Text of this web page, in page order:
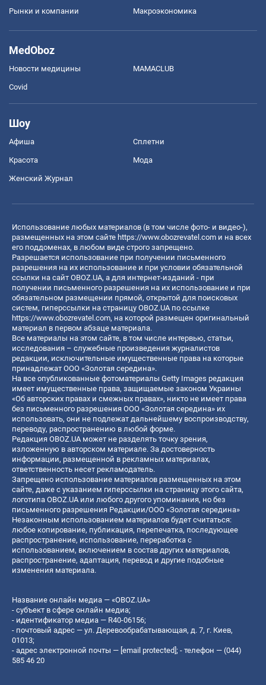
Рынки и компании Mакроэкономика
MedOboz
Новости медицины MAMACLUB
Covid
Шоу
Афиша Сплетни
Красота Мода
Женский Журнал
Использование любых материалов (в том числе фото- и видео-),
размещенных на этом сайте https://www.obozrevatel.com и на всех
его поддоменах, в любом виде строго запрещено.
Разрешается использование при получении письменного
разрешения на их использование и при условии обязательной
ссылки на сайт OBOZ.UA, а для интернет-изданий - при
получении письменного разрешения на их использование и при
обязательном размещении прямой, открытой для поисковых
систем, гиперссылки на страницу OBOZ.UA по ссылке
https://www.obozrevatel.com, на которой размещен оригинальный
материал в первом абзаце материала.
Все материалы на этом сайте, в том числе интервью, статьи,
исследования – служебные произведения журналистов
редакции, исключительные имущественные права на которые
принадлежат ООО «Золотая середина».
На все опубликованные фотоматериалы Getty Images редакция
имеет имущественные права, защищаемые законом Украины
«Об авторских правах и смежных правах», никто не имеет права
без письменного разрешения ООО «Золотая середина» их
использовать, они не подлежат дальнейшему воспроизводству,
переводу, распространению в любой форме.
Редакция OBOZ.UA может не разделять точку зрения,
изложенную в авторском материале. За достоверность
информации, размещенной в рекламных материалах,
ответственность несет рекламодатель.
Запрещено использование материалов размещенных на этом
сайте, даже с указанием гиперссылки на страницу этого сайта,
логотипа OBOZ.UA или любого другого упоминания, но без
письменного разрешения Редакции/ООО «Золотая середина»
Незаконным использованием материалов будет считаться:
любое копирование, публикация, перепечатка, последующее
распространение, использование, переработка с
использованием, включением в состав других материалов,
распространение, адаптация, перевод и другие подобные
изменения материала.
Название онлайн медиа — «OBOZ.UA»
- субъект в сфере онлайн медиа;
- идентификатор медиа — R40-06156;
- почтовый адрес — ул. Деревообрабатывающая, д. 7, г. Киев,
01013;
- адрес электронной почты — [email protected] ; - телефон — (044)
585 46 20